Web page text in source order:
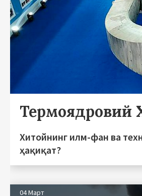
Термоядровий
Хитойнинг илм-фан ва
ҳақиқат?
04 Март